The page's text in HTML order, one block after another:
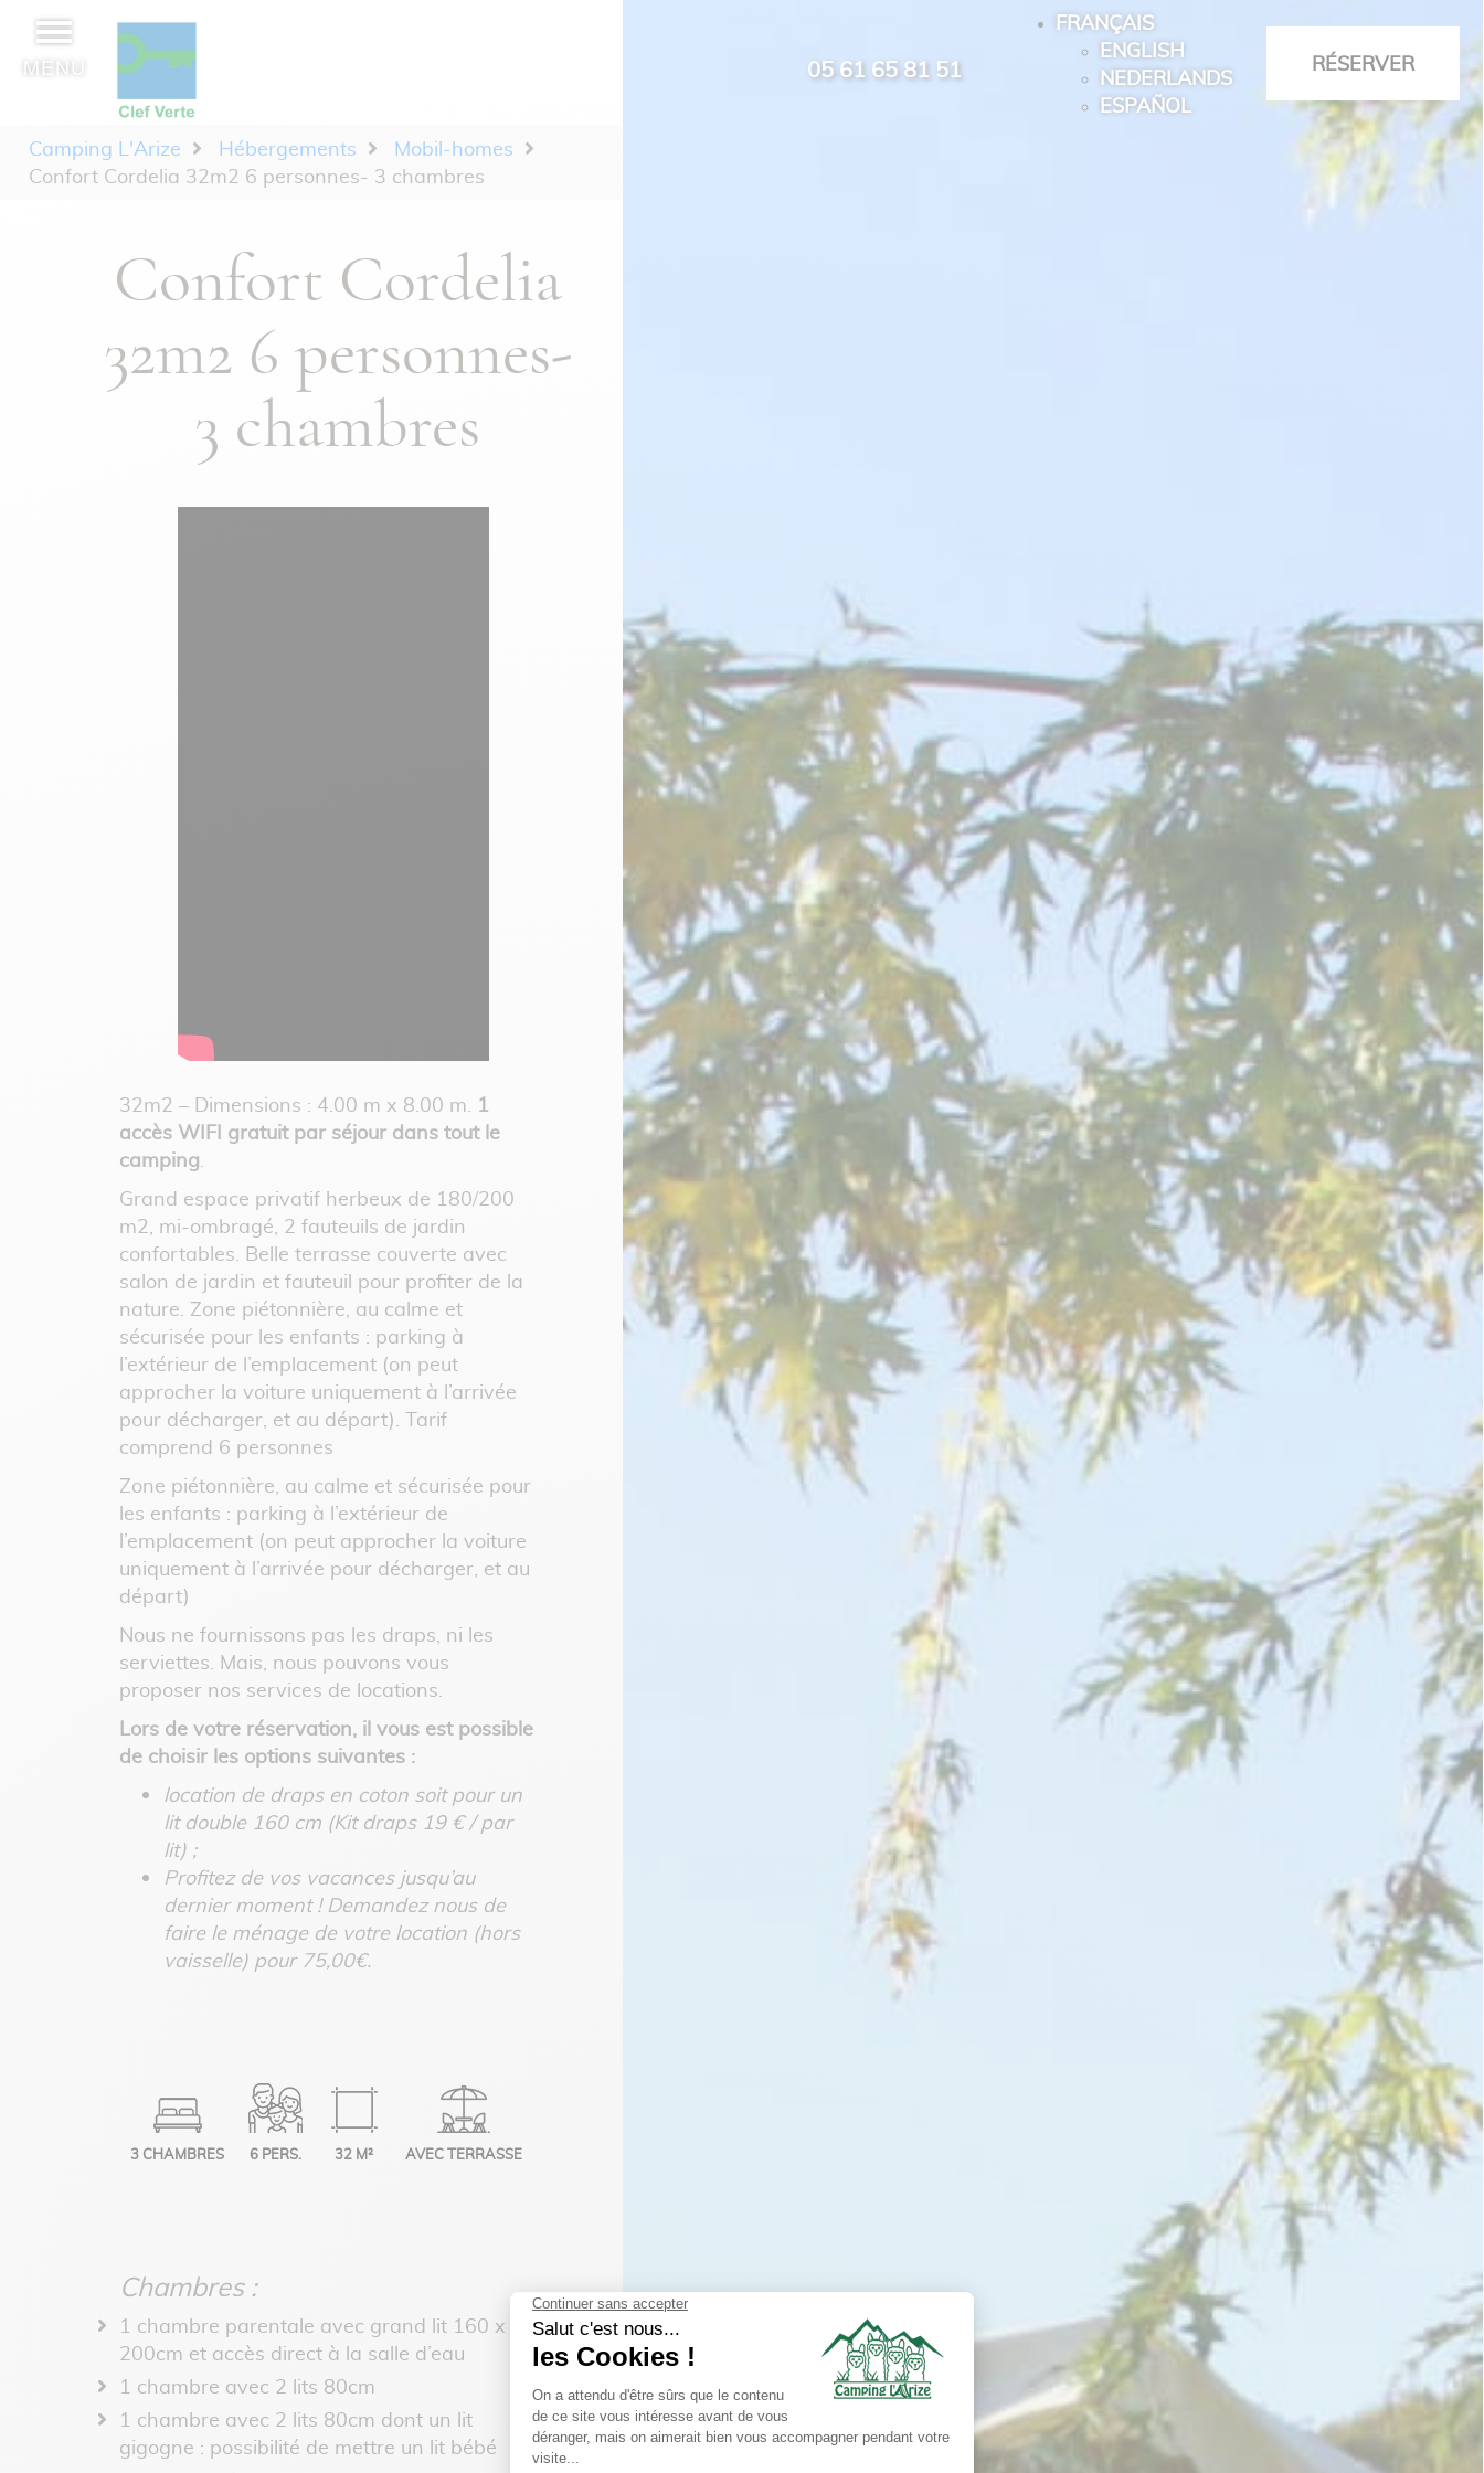
MENU 05 61 65 81 51
FRANÇAIS
ENGLISH
NEDERLANDS
ESPAÑOL
RÉSERVER
Camping L'Arize Hébergements
Mobil-homes
Confort Cordelia 32m2 6 personnes- 3 chambres
Confort Cordelia
32m2 6 personnes-
3 chambres
32m2 – Dimensions : 4.00 m x 8.00 m. 1
accès WIFI gratuit par séjour dans tout le
camping.
Grand espace privatif herbeux de 180/200
m2, mi-ombragé, 2 fauteuils de jardin
confortables. Belle terrasse couverte avec
salon de jardin et fauteuil pour profiter de la
nature. Zone piétonnière, au calme et
sécurisée pour les enfants : parking à
l’extérieur de l’emplacement (on peut
approcher la voiture uniquement à l’arrivée
pour décharger, et au départ). Tarif
comprend 6 personnes
Zone piétonnière, au calme et sécurisée pour
les enfants : parking à l’extérieur de
l’emplacement (on peut approcher la voiture
uniquement à l’arrivée pour décharger, et au
départ)
Nous ne fournissons pas les draps, ni les
serviettes. Mais, nous pouvons vous
proposer nos services de locations.
Lors de votre réservation, il vous est possible
de choisir les options suivantes :
location de draps en coton soit pour un
lit double 160 cm (Kit draps 19 € / par
lit) ;
Profitez de vos vacances jusqu’au
dernier moment ! Demandez nous de
faire le ménage de votre location (hors
vaisselle) pour 75,00€.
3 CHAMBRES 6 PERS. 32 M² AVEC TERRASSE
Chambres :
1 chambre parentale avec grand lit 160 x
200cm et accès direct à la salle d’eau
1 chambre avec 2 lits 80cm
1 chambre avec 2 lits 80cm dont un lit
gigogne : possibilité de mettre un lit bébé